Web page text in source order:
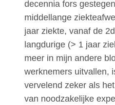
decennia fors
middellange
jaar ziekte, vanaf de
langdurige (> 1 jaar
meer in mijn andere
werknemers uitvallen,
vervelend zeker als
van noodzakelijke